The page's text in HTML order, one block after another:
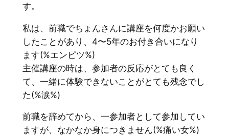
す。
私は、前職でちょんさんに講座を何度かお願い
したことがあり、4〜5年のお付き合いになり
ます(%エンピツ%)
主催講座の時は、参加者の反応がとても良く
て、一緒に体験できないことがとても残念でし
た(%涙%)
前職を辞めてから、一参加者として参加してい
ますが、なかなか身につきません(%痛い女%)